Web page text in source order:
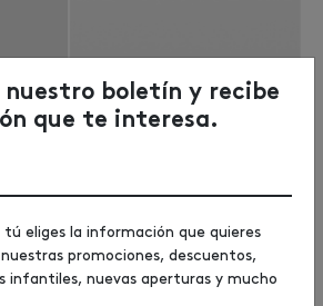
25,99€ / Stradivarius: 29,99€
nuestro boletín y recibe
que te interesa.
eliges la información que quieres
promociones, descuentos,
infantiles, nuevas aperturas y mucho